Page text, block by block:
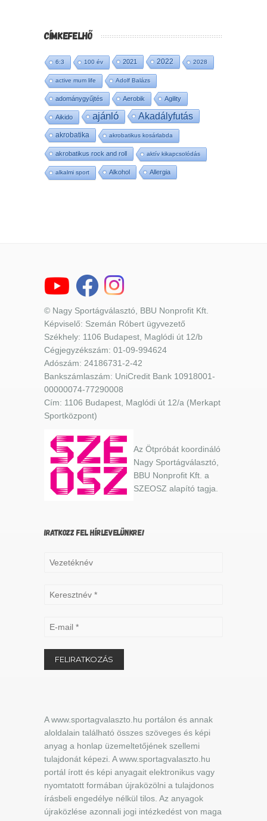
CÍMKEFELHŐ
6:3 100 év 2021 2022 2028
active mum life Adolf Balázs
adománygyűjtés Aerobik Agility
Aikido ajánló Akadályfutás
akrobatika akrobatikus kosárlabda
akrobatikus rock and roll aktív kikapcsolódás
alkalmi sport Alkohol Allergia
© Nagy Sportágválasztó, BBU Nonprofit Kft.
Képviselő: Szemán Róbert ügyvezető
Székhely: 1106 Budapest, Maglódi út 12/b
Cégjegyzékszám: 01-09-994624
Adószám: 24186731-2-42
Bankszámlaszám: UniCredit Bank 10918001-
00000074-77290008
Cím: 1106 Budapest, Maglódi út 12/a (Merkapt
Sportközpont)
Az Ötpróbát koordináló
Nagy Sportágválasztó,
BBU Nonprofit Kft. a
SZEOSZ alapító tagja.
IRATKOZZ FEL HÍRLEVELÜNKRE!
A www.sportagvalaszto.hu portálon és annak
aloldalain található összes szöveges és képi
anyag a honlap üzemeltetőjének szellemi
tulajdonát képezi. A www.sportagvalaszto.hu
portál írott és képi anyagait elektronikus vagy
nyomtatott formában újraközölni a tulajdonos
írásbeli engedélye nélkül tilos. Az anyagok
újraközlése azonnali jogi intézkedést von maga